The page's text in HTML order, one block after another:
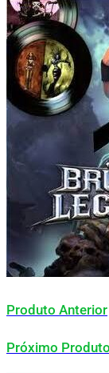
Produto Anterior
Próximo Produto